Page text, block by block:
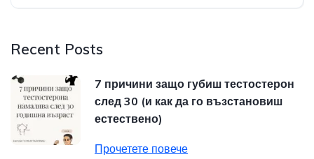
Recent Posts
7 причини защо губиш тестостерон
след 30 (и как да го възстановиш
естествено)
Прочетете повече